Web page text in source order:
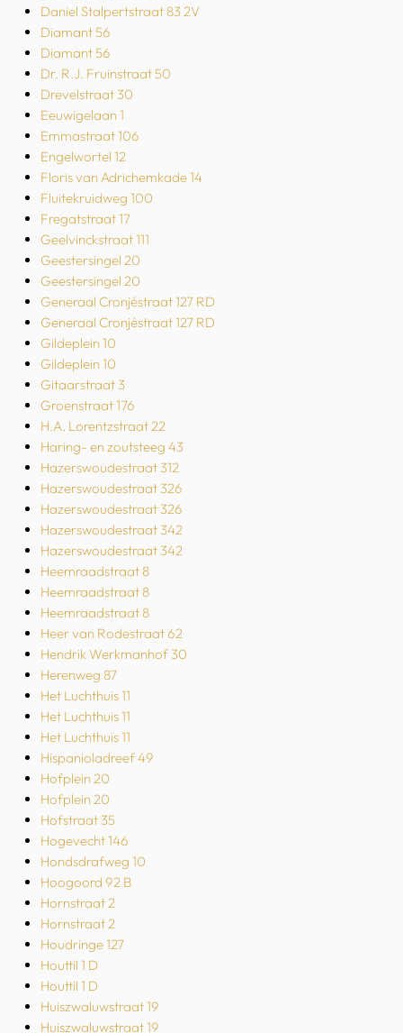
Daniel Stalpertstraat 83 2V
Diamant 56
Diamant 56
Dr. R.J. Fruinstraat 50
Drevelstraat 30
Eeuwigelaan 1
Emmastraat 106
Engelwortel 12
Floris van Adrichemkade 14
Fluitekruidweg 100
Fregatstraat 17
Geelvinckstraat 111
Geestersingel 20
Geestersingel 20
Generaal Cronjéstraat 127 RD
Generaal Cronjéstraat 127 RD
Gildeplein 10
Gildeplein 10
Gitaarstraat 3
Groenstraat 176
H.A. Lorentzstraat 22
Haring- en zoutsteeg 43
Hazerswoudestraat 312
Hazerswoudestraat 326
Hazerswoudestraat 326
Hazerswoudestraat 342
Hazerswoudestraat 342
Heemraadstraat 8
Heemraadstraat 8
Heemraadstraat 8
Heer van Rodestraat 62
Hendrik Werkmanhof 30
Herenweg 87
Het Luchthuis 11
Het Luchthuis 11
Het Luchthuis 11
Hispanioladreef 49
Hofplein 20
Hofplein 20
Hofstraat 35
Hogevecht 146
Hondsdrafweg 10
Hoogoord 92 B
Hornstraat 2
Hornstraat 2
Houdringe 127
Houttil 1 D
Houttil 1 D
Huiszwaluwstraat 19
Huiszwaluwstraat 19